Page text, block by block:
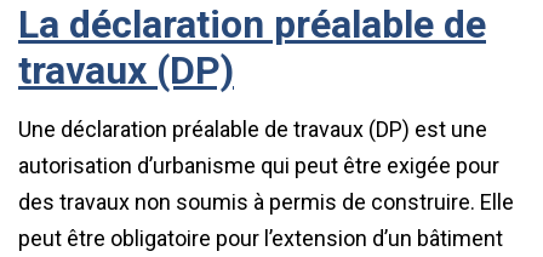
La déclaration préalable de
travaux (DP)
Une déclaration préalable de travaux (DP) est une
autorisation d’urbanisme qui peut être exigée pour
des travaux non soumis à permis de construire. Elle
peut être obligatoire pour l’extension d’un bâtiment